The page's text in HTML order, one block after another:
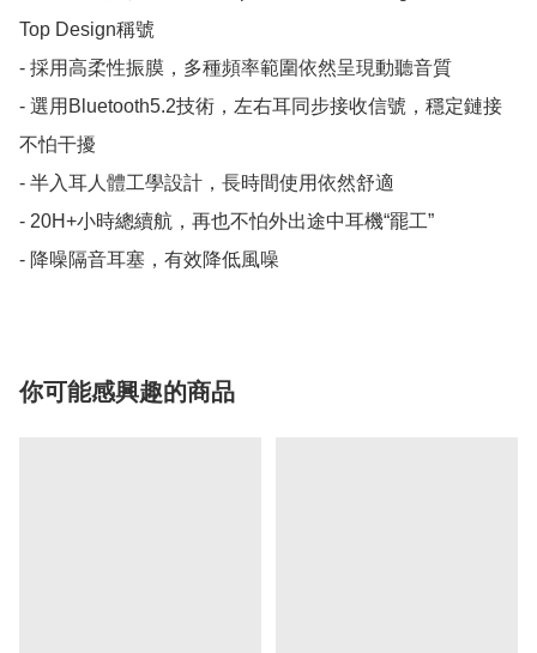
Top Design稱號
- 採用高柔性振膜，多種頻率範圍依然呈現動聽音質
- 選用Bluetooth5.2技術，左右耳同步接收信號，穩定鏈接
不怕干擾
- 半入耳人體工學設計，長時間使用依然舒適
- 20H+小時總續航，再也不怕外出途中耳機“罷工”
- 降噪隔音耳塞，有效降低風噪
你可能感興趣的商品